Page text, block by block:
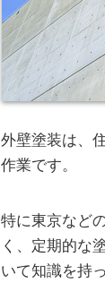
外壁塗装は、
作業です。
特に東京など
く、定期的な
いて知識を持